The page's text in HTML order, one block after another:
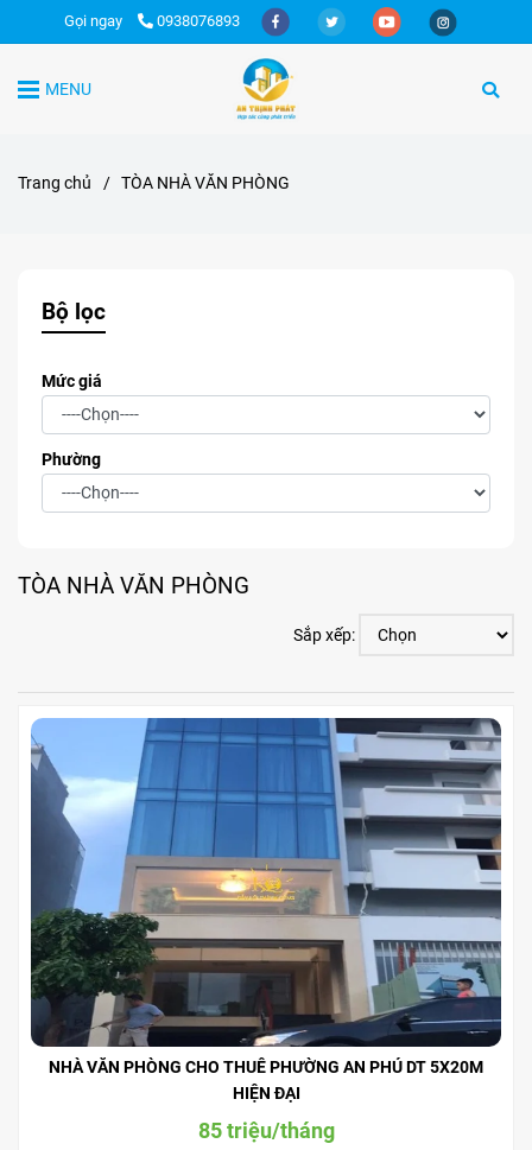
Gọi ngay 0938076893
MENU
Trang chủ / TÒA NHÀ VĂN PHÒNG
Bộ lọc
Mức giá
Phường
TÒA NHÀ VĂN PHÒNG
Sắp xếp:
NHÀ VĂN PHÒNG CHO THUÊ PHƯỜNG AN PHÚ DT 5X20M
HIỆN ĐẠI
85 triệu/tháng